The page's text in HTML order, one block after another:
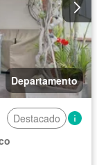
Departamento
Destacado